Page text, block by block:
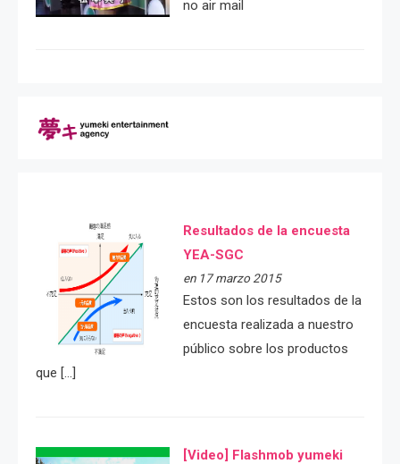
no air mail
Resultados de la encuesta
YEA-SGC
en 17 marzo 2015
Estos son los resultados de la
encuesta realizada a nuestro
público sobre los productos
que […]
[Video] Flashmob yumeki